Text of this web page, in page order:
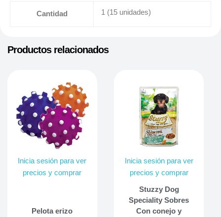
Cantidad 1 (15 unidades)
Productos relacionados
Inicia sesión para ver
precios y comprar
Pelota erizo
Inicia sesión para ver
precios y comprar
Stuzzy Dog
Speciality Sobres
Con conejo y